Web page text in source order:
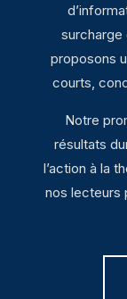
surcharge
proposons
courts,
Notre
résultats
l’action à la
nos lecteurs